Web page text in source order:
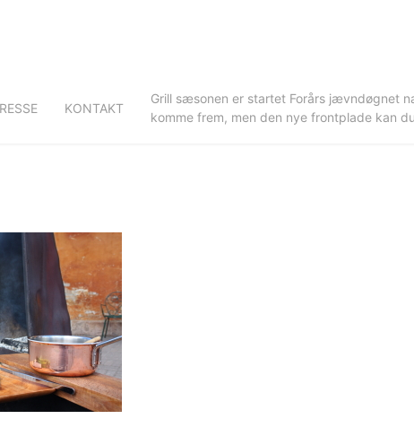
KONTAKT
Grill sæsonen er startet Forårs jævndøgnet
komme frem, men den nye frontplade kan